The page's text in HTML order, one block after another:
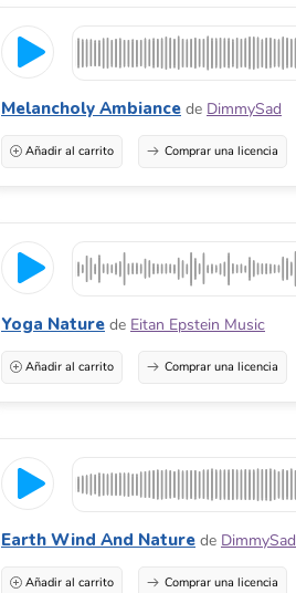
Melancholy Ambiance de DimmySad
Añadir al carrito Comprar una licencia
Yoga Nature de Eitan Epstein Music
Añadir al carrito Comprar una licencia
Earth Wind And Nature de DimmySad
Añadir al carrito Comprar una licencia